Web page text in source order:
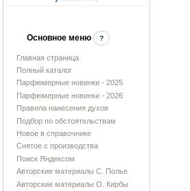
Основное меню ?
Главная страница
Полный каталог
Парфюмерные новинки - 2025
Парфюмерные новинки - 2026
Правила нанесения духов
Подбор по обстоятельствам
Новое в справочнике
Снятое с производства
Поиск Яндексом
Авторские материалы С. Полье
Авторские материалы О. Кирбы